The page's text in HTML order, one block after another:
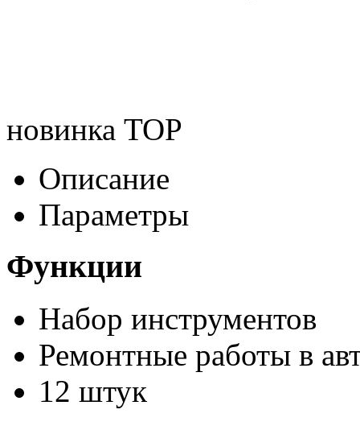
новинка TOP
Описание
Параметры
Функции
Набор инструментов
Ремонтные работы в
12 штук